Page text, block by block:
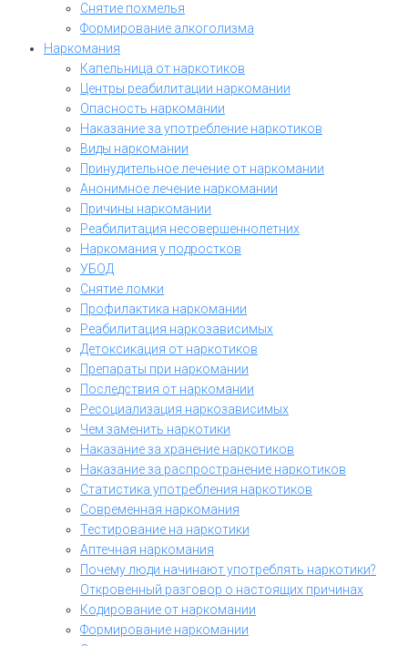
Снятие похмелья
Формирование алкоголизма
Наркомания
Капельница от наркотиков
Центры реабилитации наркомании
Опасность наркомании
Наказание за употребление наркотиков
Виды наркомании
Принудительное лечение от наркомании
Анонимное лечение наркомании
Причины наркомании
Реабилитация несовершеннолетних
Наркомания у подростков
УБОД
Снятие ломки
Профилактика наркомании
Реабилитация наркозависимых
Детоксикация от наркотиков
Препараты при наркомании
Последствия от наркомании
Ресоциализация наркозависимых
Чем заменить наркотики
Наказание за хранение наркотиков
Наказание за распространение наркотиков
Статистика употребления наркотиков
Современная наркомания
Тестирование на наркотики
Аптечная наркомания
Почему люди начинают употреблять наркотики?
Откровенный разговор о настоящих причинах
Кодирование от наркомании
Формирование наркомании